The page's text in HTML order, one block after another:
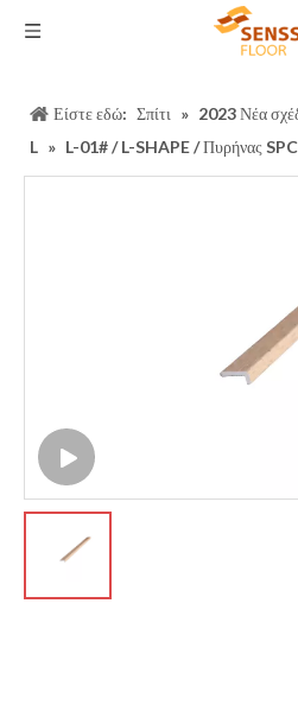
Είστε εδώ: Σπίτι » 2023 Νέα
L » L-01# / L-SHAPE / Πυρήνας